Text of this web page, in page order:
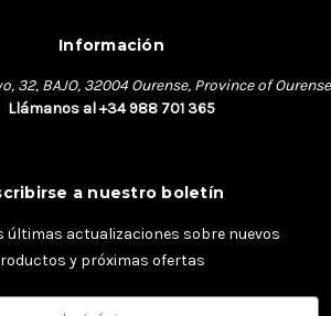
Información
32, BAJO, 32004 Ourense, Province of Ourense
Llámanos al +34 988 701 365
a nuestro boletín
últimas actualizaciones sobre nuevos
y próximas ofertas